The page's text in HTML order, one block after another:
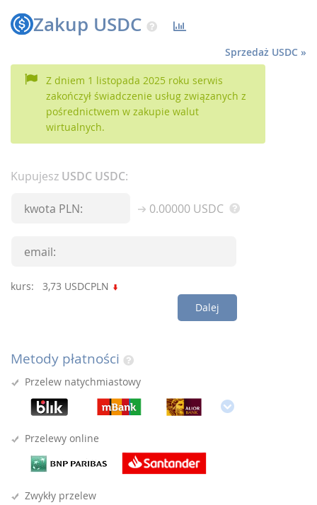
Sprzedaż USDC »
Zakup USDC
Z dniem 1 listopada 2025 roku serwis
zakończył świadczenie usług związanych z
pośrednictwem w zakupie walut
wirtualnych.
Kupujesz USDC USDC:
0.00000 USDC
kurs: 3,73 USDCPLN
Dalej
Metody płatności
Przelew natychmiastowy
Przelewy online
Zwykły przelew